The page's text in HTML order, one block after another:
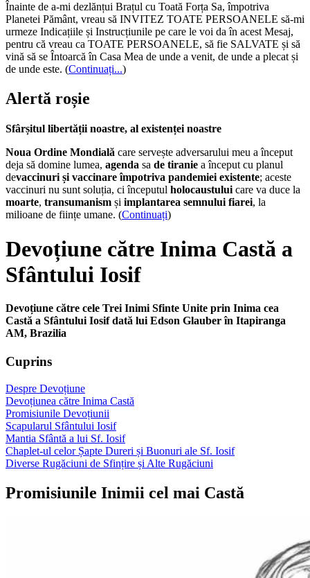
Înainte de a-mi dezlănțui Brațul cu Toată Forța Sa, împotriva
Planetei Pământ, vreau să INVITEZ TOATE PERSOANELE să-mi
urmeze Indicațiile și Instrucțiunile pe care le voi da în acest Mesaj,
pentru că vreau ca TOATE PERSOANELE, să fie SALVATE și să
vină să se Întoarcă în Casa Mea de unde a venit, de unde a plecat și
de unde este. (Continuați...)
Alertă roșie
Sfârșitul libertății noastre, al existenței noastre
Noua Ordine Mondială care servește adversarului meu a început
deja să domine lumea, agenda sa de tiranie a început cu planul
devaccinuri și vaccinare împotriva pandemiei existente; aceste
vaccinuri nu sunt soluția, ci începutul holocaustului care va duce la
moarte, transumanism și implantarea semnului fiarei, la
milioane de ființe umane. (Continuați)
Devoțiune către Inima Castă a
Sfântului Iosif
Devoțiune către cele Trei Inimi Sfinte Unite prin Inima cea
Castă a Sfântului Iosif dată lui Edson Glauber în Itapiranga
AM, Brazilia
Cuprins
Despre Devoțiune
Devoțiunea către Inima Castă
Promisiunile Devoțiunii
Scapularul Sfântului Iosif
Mantia Sfântă a lui Sf. Iosif
Chaplet-ul celor Șapte Dureri și Buonuri ale Sf. Iosif
Diverse Rugăciuni de Sfințire și Alte Rugăciuni
Promisiunile Inimii cel mai Castă